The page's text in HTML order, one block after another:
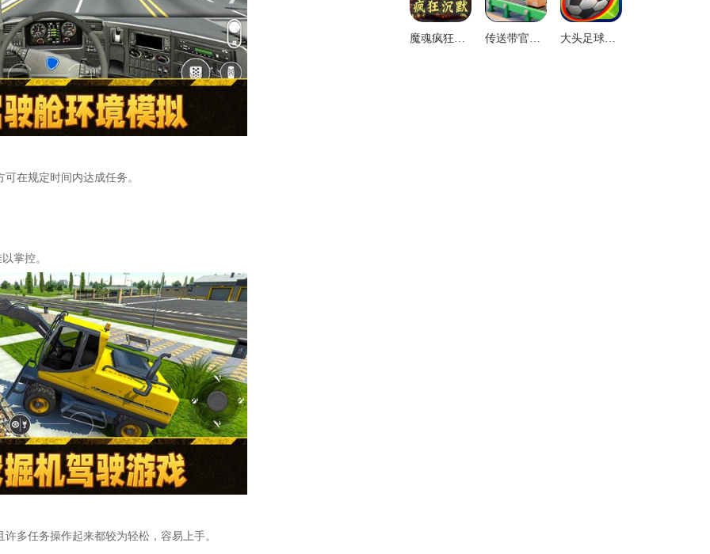
在规定时间内达成任务。
掌控。
多任务操作起来都较为轻松，容易上手。
魔魂疯狂沉默安卓直装版 传送带官方版 大头足球汉化版